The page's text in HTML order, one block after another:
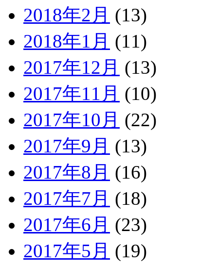
2018年2月 (13)
2018年1月 (11)
2017年12月 (13)
2017年11月 (10)
2017年10月 (22)
2017年9月 (13)
2017年8月 (16)
2017年7月 (18)
2017年6月 (23)
2017年5月 (19)